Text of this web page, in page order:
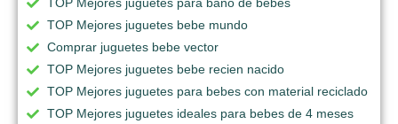
TOP Mejores juguetes bebe mundo
Comprar juguetes bebe vector
TOP Mejores juguetes bebe recien nacido
TOP Mejores juguetes para bebes con material reciclado
TOP Mejores juguetes ideales para bebes de 4 meses